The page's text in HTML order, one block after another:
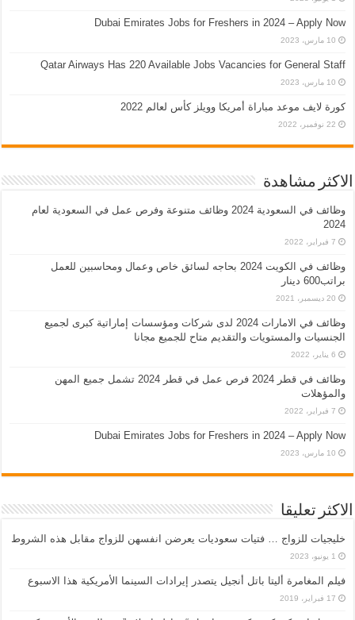
Dubai Emirates Jobs for Freshers in 2024 – Apply Now
10 مارس، 2023
Qatar Airways Has 220 Available Jobs Vacancies for General Staff
10 مارس، 2023
كورة لايف موعد مباراة أمريكا وويلز كأس لعالم 2022
22 نوفمبر، 2022
الاكثر مشاهدة
وظائف في السعودية 2024 وظائف متنوعة وفرص عمل في السعودية لعام
2024
7 فبراير، 2022
وظائف في الكويت 2024 بحاجه لسائق خاص وعمال ومحاسبين للعمل
براتب600 دينار
20 ديسمبر، 2021
وظائف في الامارات 2024 لدى شركات ومؤسسات إماراتية كبرى لجميع
الجنسيات والمستويات والتقديم متاح للجميع مجانا
6 يناير، 2022
وظائف في قطر 2024 فرص عمل في قطر 2024 تشمل جميع المهن
والمؤهلات
7 فبراير، 2022
Dubai Emirates Jobs for Freshers in 2024 – Apply Now
10 مارس، 2023
الاكثر تعليقا
خليجيات للزواج … فتيات سعوديات يعرضن انفسهن للزواج مقابل هذه الشروط
1 يونيو، 2023
فيلم المغامرة أليتا‭ ‬باتل أنجيل يتصدر إيرادات السينما الأمريكية هذا الاسبوع
17 فبراير، 2019